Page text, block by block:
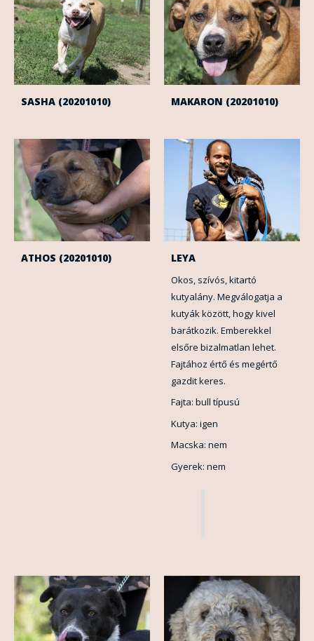
SASHA (20201010) MAKARON (20201010)
ATHOS (20201010) LEYA
Okos, szívós, kitartó
kutyalány. Megválogatja a
kutyák között, hogy kivel
barátkozik. Emberekkel
elsőre bizalmatlan lehet.
Fajtához értő és megértő
gazdit keres.
Fajta: bull típusú
Kutya: igen
Macska: nem
Gyerek: nem